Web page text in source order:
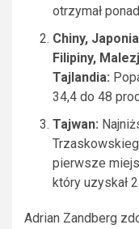
otrzymał
Chiny,
Filipiny,
Tajlandia:
34,4 do 48
Tajwan:
pierwsze
który uzyskał
Adrian Zandberg